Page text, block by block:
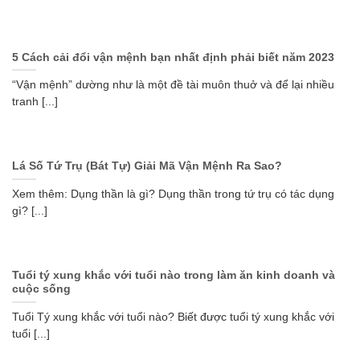
5 Cách cải đổi vận mệnh bạn nhất định phải biết năm 2023
“Vận mệnh” dường như là một đề tài muôn thuở và để lại nhiều
tranh [...]
Lá Số Tứ Trụ (Bát Tự) Giải Mã Vận Mệnh Ra Sao?
Xem thêm: Dụng thần là gì? Dụng thần trong tứ trụ có tác dụng
gì? [...]
Tuổi tý xung khắc với tuổi nào trong làm ăn kinh doanh và
cuộc sống
Tuổi Tý xung khắc với tuổi nào? Biết được tuổi tý xung khắc với
tuổi [...]